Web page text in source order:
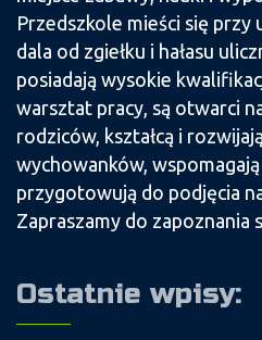
Przedszkole mieści się przy
dala od zgiełku i hałasu
posiadają wysokie
warsztat pracy, są otwarci
rodziców, kształcą i
wychowanków,
przygotowują do podjęcia
Zapraszamy do zapoznania
Ostatnie wpisy: